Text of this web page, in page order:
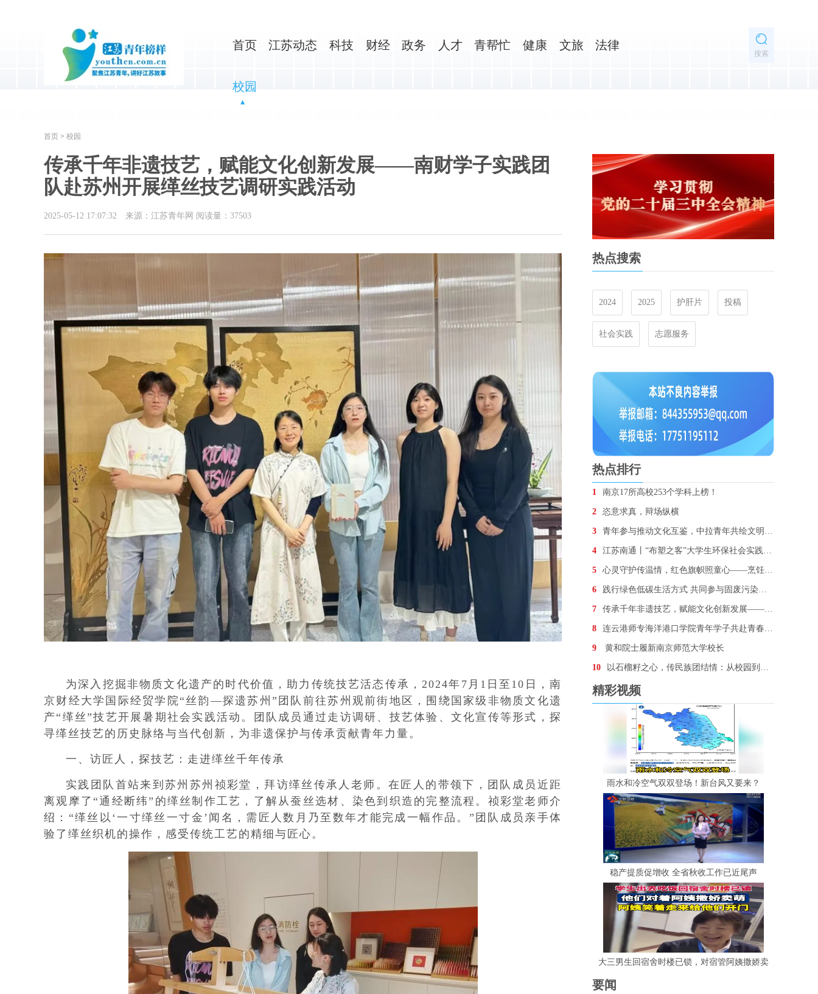
首页 江苏动态 科技 财经 政务 人才 青帮忙 健康 文旅 法律
校园
搜索
首页 > 校园
传承千年非遗技艺，赋能文化创新发展——南财学子实践团
队赴苏州开展缂丝技艺调研实践活动
2025-05-12 17:07:32 来源：江苏青年网 阅读量： 37503
为深入挖掘非物质文化遗产的时代价值，助力传统技艺活态传承，2024年7月1日至10日，南
京财经大学国际经贸学院“丝韵—探遗苏州”团队前往苏州观前街地区，围绕国家级非物质文化遗
产“缂丝”技艺开展暑期社会实践活动。团队成员通过走访调研、技艺体验、文化宣传等形式，探
寻缂丝技艺的历史脉络与当代创新，为非遗保护与传承贡献青年力量。
一、访匠人，探技艺：走进缂丝千年传承
实践团队首站来到苏州苏州祯彩堂，拜访缂丝传承人老师。在匠人的带领下，团队成员近距
离观摩了“通经断纬”的缂丝制作工艺，了解从蚕丝选材、染色到织造的完整流程。祯彩堂老师介
绍：“缂丝以‘一寸缂丝一寸金’闻名，需匠人数月乃至数年才能完成一幅作品。”团队成员亲手体
验了缂丝织机的操作，感受传统工艺的精细与匠心。
热点搜索
2024 2025 护肝片 投稿
社会实践 志愿服务
热点排行
1 南京17所高校253个学科上榜！
2 恣意求真，辩场纵横
3 青年参与推动文化互鉴，中拉青年共绘文明对话图景
4 江苏南通丨“布塑之客”大学生环保社会实践活动在南通
5 心灵守护传温情，红色旗帜照童心——烹饪科技学院“勤
6 践行绿色低碳生活方式 共同参与固废污染防治
7 传承千年非遗技艺，赋能文化创新发展——南财学子实践
8 连云港师专海洋港口学院青年学子共赴青春“山海情”，
9 黄和院士履新南京师范大学校长
10 以石榴籽之心，传民族团结情：从校园到社区的温暖接力
精彩视频
雨水和冷空气双双登场！新台风又要来？
稳产提质促增收 全省秋收工作已近尾声
大三男生回宿舍时楼已锁，对宿管阿姨撒娇卖
要闻